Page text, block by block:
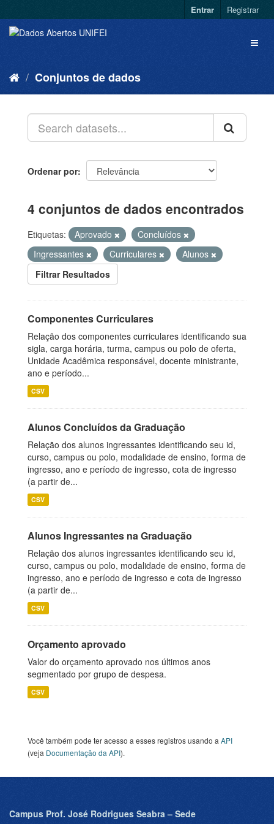
Entrar Registrar
Conjuntos de dados
Ordenar por
4 conjuntos de dados encontrados
Etiquetas: Aprovado
Concluídos
Ingressantes
Curriculares
Alunos
Filtrar Resultados
Componentes Curriculares
Relação dos componentes curriculares identificando sua
sigla, carga horária, turma, campus ou polo de oferta,
Unidade Acadêmica responsável, docente ministrante,
ano e período...
CSV
Alunos Concluídos da Graduação
Relação dos alunos ingressantes identificando seu id,
curso, campus ou polo, modalidade de ensino, forma de
ingresso, ano e período de ingresso, cota de ingresso
(a partir de...
CSV
Alunos Ingressantes na Graduação
Relação dos alunos ingressantes identificando seu id,
curso, campus ou polo, modalidade de ensino, forma de
ingresso, ano e período de ingresso e cota de ingresso
(a partir de...
CSV
Orçamento aprovado
Valor do orçamento aprovado nos últimos anos
segmentado por grupo de despesa.
CSV
Você também pode ter acesso a esses registros usando a API
(veja Documentação da API).
Campus Prof. José Rodrigues Seabra – Sede